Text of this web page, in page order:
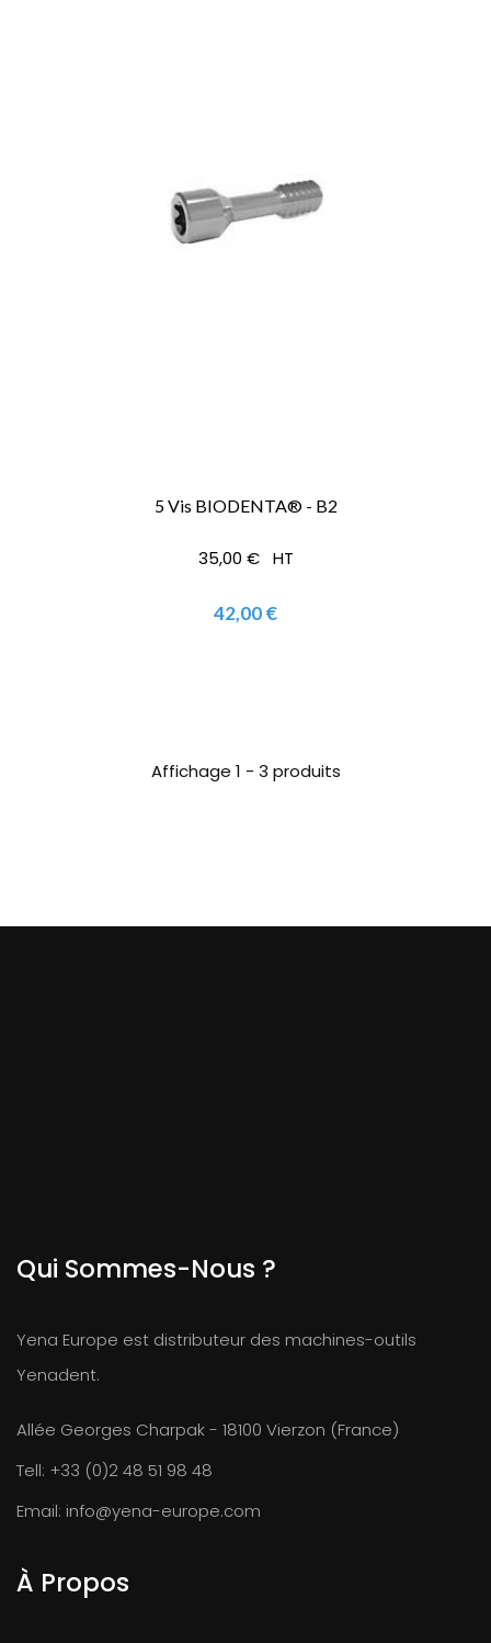
5 Vis BIODENTA® - B2
35,00 € HT
42,00 €
Affichage 1 - 3 produits
Qui Sommes-Nous ?
Yena Europe est distributeur des machines-outils
Yenadent.
Allée Georges Charpak - 18100 Vierzon (France)
Tell: +33 (0)2 48 51 98 48
Email: info@yena-europe.com
À Propos